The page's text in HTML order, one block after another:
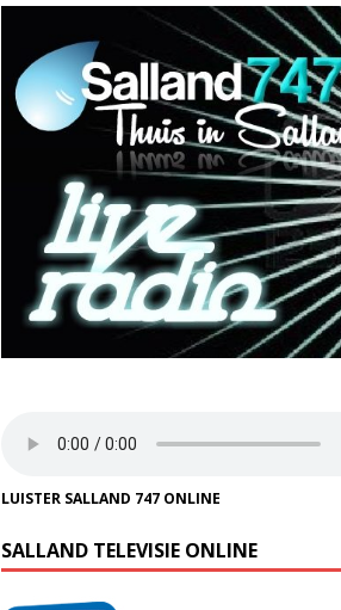
LUISTER SALLAND 747 ONLINE
SALLAND TELEVISIE ONLINE